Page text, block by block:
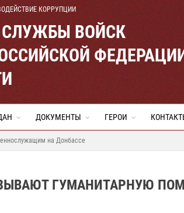
КОРРУПЦИИ
СЛУЖБЫ ВОЙСК
ДОКУМЕНТЫ ГЕРОИ
на Донбассе
ГУМАНИТАРНУЮ